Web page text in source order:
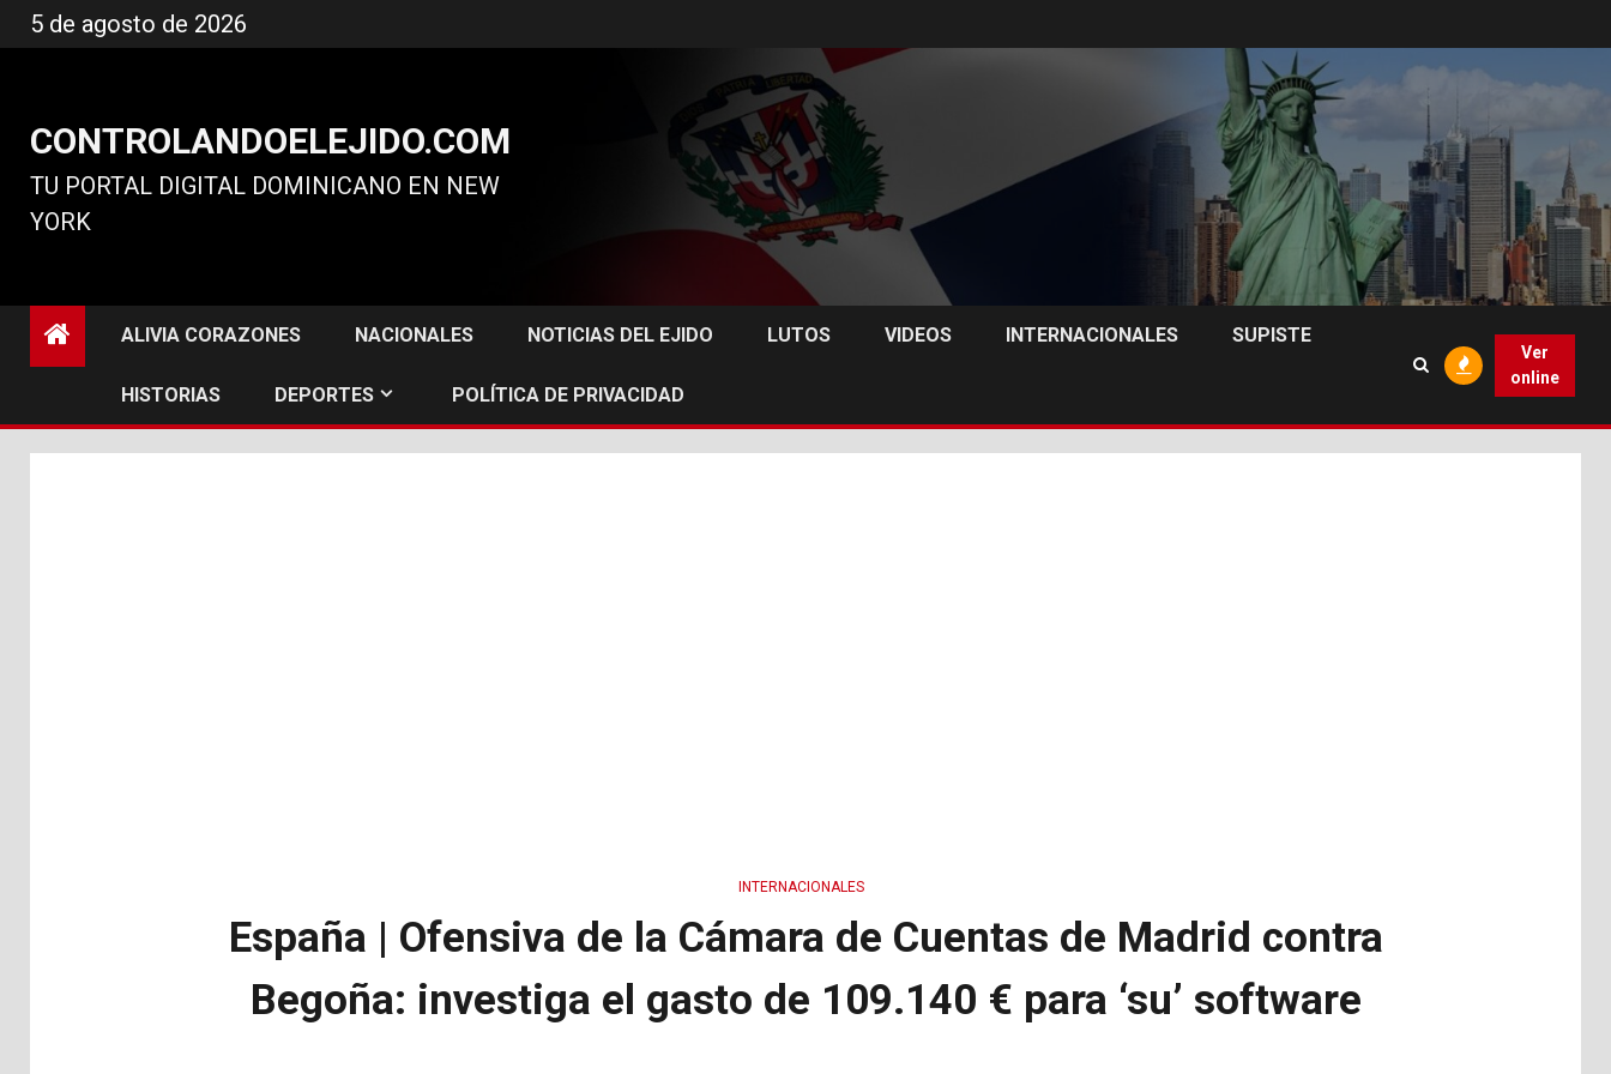
al
5 de agosto de 2026
CONTROLANDOELEJIDO.COM
TU PORTAL DIGITAL DOMINICANO EN NEW
YORK
ALIVIA CORAZONES NACIONALES NOTICIAS DEL EJIDO LUTOS VIDEOS INTERNACIONALES SUPISTE
HISTORIAS DEPORTES POLÍTICA DE PRIVACIDAD
Ver
online
INTERNACIONALES
España | Ofensiva de la Cámara de Cuentas de Madrid contra
Begoña: investiga el gasto de 109.140 € para ‘su’ software